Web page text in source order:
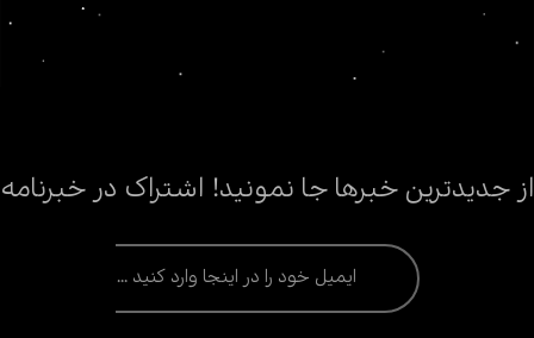
از جدیدترین خبرها جا نمونید! اشتراک در خبرنامه